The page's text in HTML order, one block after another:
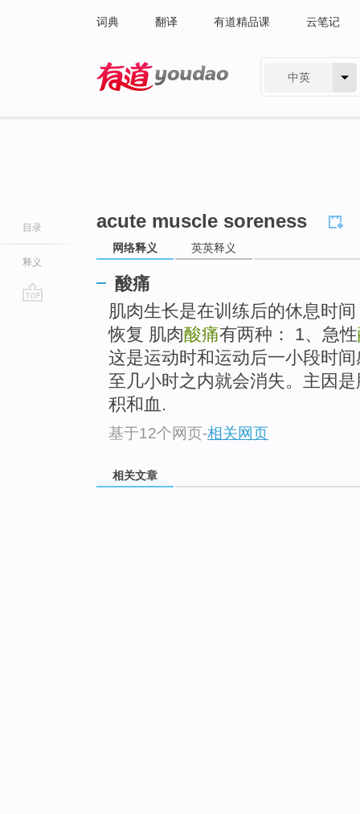
词典 翻译 有道精品课 云笔记
中英
目录
释义
acute muscle soreness
网络释义 英英释义
酸痛
肌肉生长是在训练后的休息时
恢复 肌肉酸痛有两种： 1、急性
这是运动时和运动后一小段时
至几小时之内就会消失。主因
积和血.
基于12个网页-相关网页
相关文章